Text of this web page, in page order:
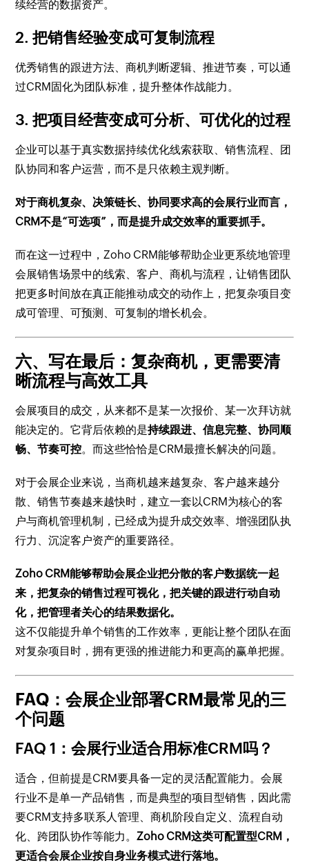
续经营的数据资产。
2. 把销售经验变成可复制流程
优秀销售的跟进方法、商机判断逻辑、推进节奏，可以通
过CRM固化为团队标准，提升整体作战能力。
3. 把项目经营变成可分析、可优化的过程
企业可以基于真实数据持续优化线索获取、销售流程、团
队协同和客户运营，而不是只依赖主观判断。
对于商机复杂、决策链长、协同要求高的会展行业而言，
CRM不是“可选项”，而是提升成交效率的重要抓手。
而在这一过程中，Zoho CRM能够帮助企业更系统地管理
会展销售场景中的线索、客户、商机与流程，让销售团队
把更多时间放在真正能推动成交的动作上，把复杂项目变
成可管理、可预测、可复制的增长机会。
六、写在最后：复杂商机，更需要清
晰流程与高效工具
会展项目的成交，从来都不是某一次报价、某一次拜访就
能决定的。它背后依赖的是持续跟进、信息完整、协同顺
畅、节奏可控。而这些恰恰是CRM最擅长解决的问题。
对于会展企业来说，当商机越来越复杂、客户越来越分
散、销售节奏越来越快时，建立一套以CRM为核心的客
户与商机管理机制，已经成为提升成交效率、增强团队执
行力、沉淀客户资产的重要路径。
Zoho CRM能够帮助会展企业把分散的客户数据统一起
来，把复杂的销售过程可视化，把关键的跟进行动自动
化，把管理者关心的结果数据化。
这不仅能提升单个销售的工作效率，更能让整个团队在面
对复杂项目时，拥有更强的推进能力和更高的赢单把握。
FAQ：会展企业部署CRM最常见的三
个问题
FAQ 1：会展行业适合用标准CRM吗？
适合，但前提是CRM要具备一定的灵活配置能力。会展
行业不是单一产品销售，而是典型的项目型销售，因此需
要CRM支持多联系人管理、商机阶段自定义、流程自动
化、跨团队协作等能力。Zoho CRM这类可配置型CRM，
更适合会展企业按自身业务模式进行落地。